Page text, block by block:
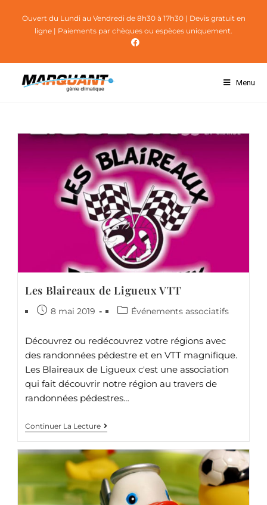
Ouvert du Lundi au Vendredi de 8h30 à 17h30| Devis gratuit en
ligne | Paiements par chèques ou espèces uniquement.
Menu
Les Blaireaux de Ligueux VTT
8 mai 2019 Événements associatifs
Découvrez ou redécouvrez votre régions avec
des randonnées pédestre et en VTT magnifique.
Les Blaireaux de Ligueux c'est une association
qui fait découvrir notre région au travers de
randonnées pédestres…
Continuer La Lecture